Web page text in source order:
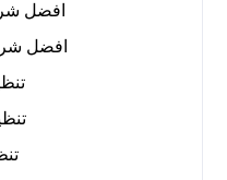
افضل
افضل